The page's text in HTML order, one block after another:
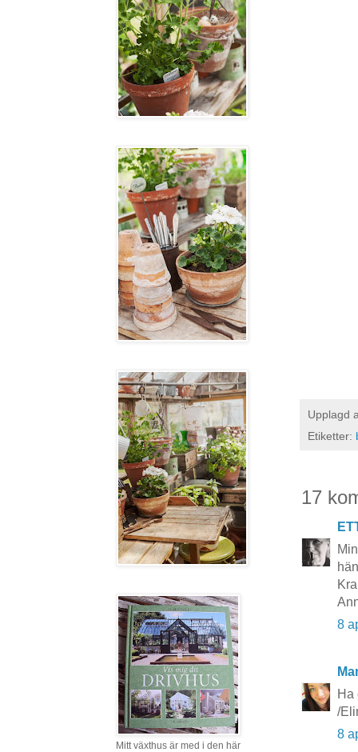
Upplagd
Etiketter:
17
8
Ha
/
8
Mitt växthus är med i den här